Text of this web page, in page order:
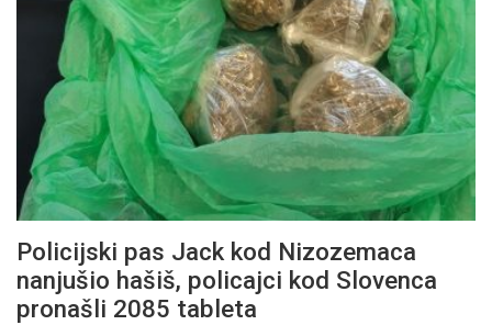
Policijski pas Jack kod Nizozemaca
nanjušio hašiš, policajci kod Slovenca
pronašli 2085 tableta